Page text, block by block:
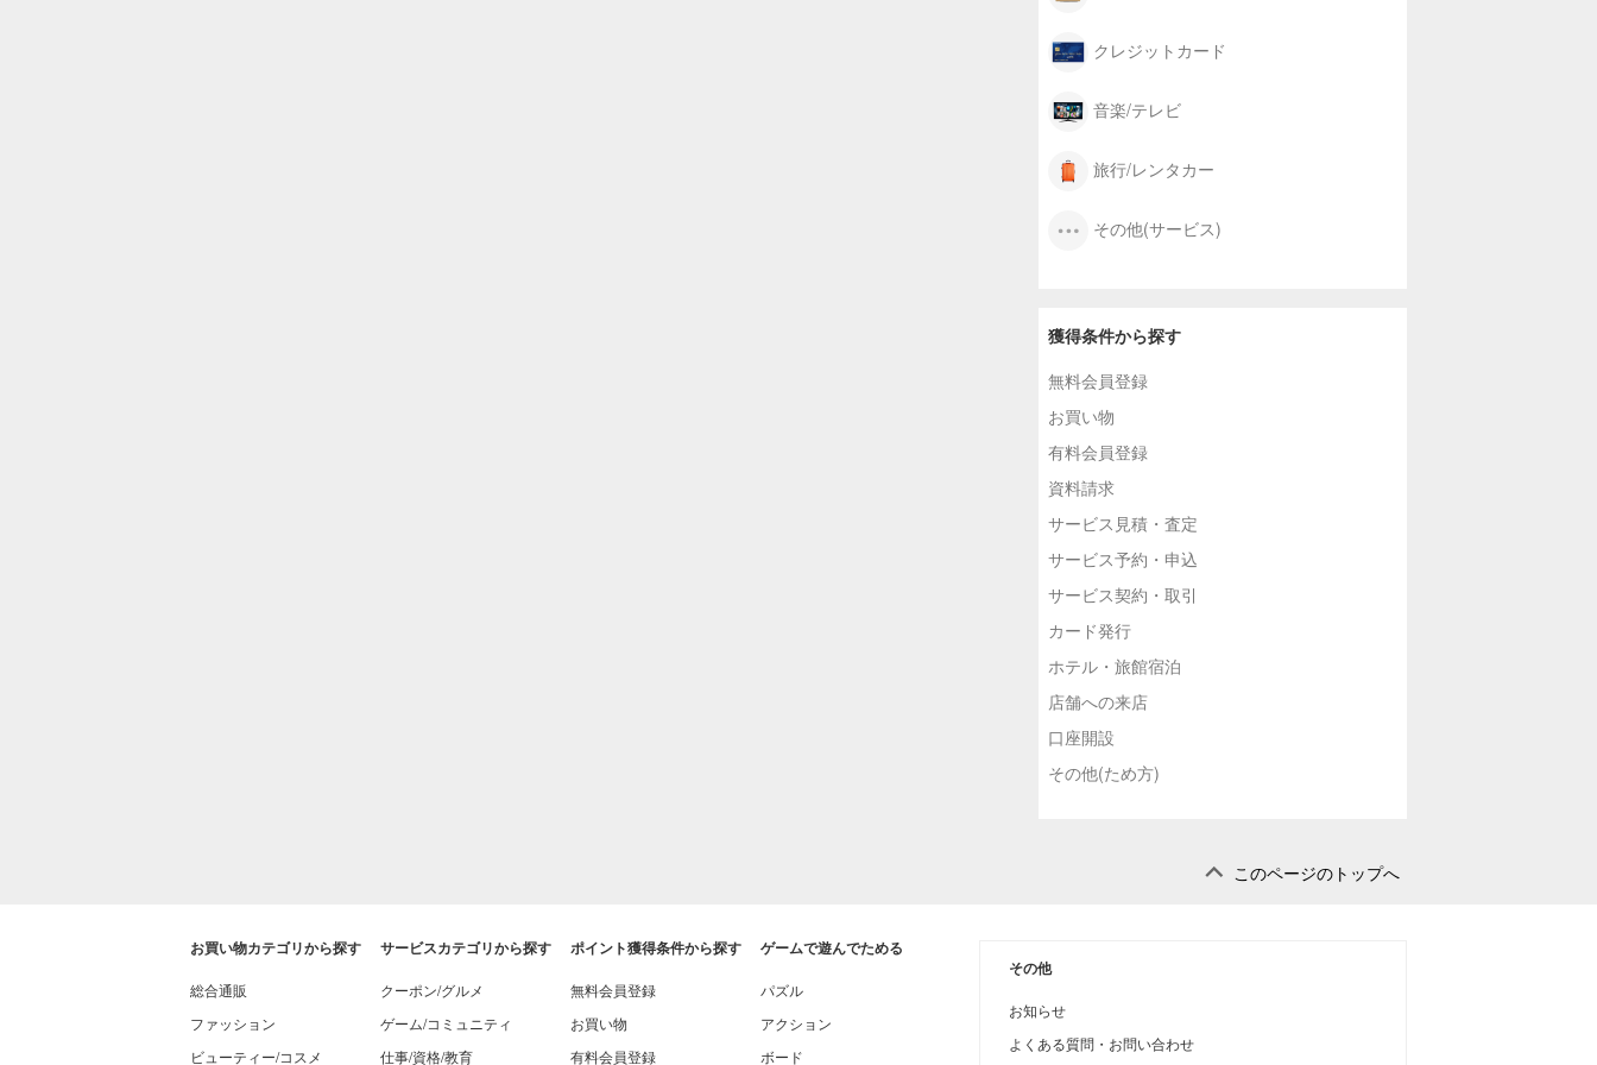
クレジットカード
音楽/テレビ
旅行/レンタカー
その他(サービス)
獲得条件から探す
無料会員登録
お買い物
有料会員登録
資料請求
サービス見積・査定
サービス予約・申込
サービス契約・取引
カード発行
ホテル・旅館宿泊
店舗への来店
口座開設
その他(ため方)
このページのトップへ
お買い物カテゴリから探す
総合通販
ファッション
ビューティー/コスメ
サービスカテゴリから探す
クーポン/グルメ
ゲーム/コミュニティ
仕事/資格/教育
ポイント獲得条件から探す
無料会員登録
お買い物
有料会員登録
ゲームで遊んでためる
パズル
アクション
ボード
その他
お知らせ
よくある質問・お問い合わせ